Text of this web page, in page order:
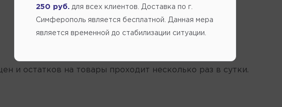
и остатков на товары проходит несколько раз в сутки.
250 руб. для всех клиентов. Доставка по г.
Симферополь является бесплатной. Данная мера
является временной до стабилизации ситуации.